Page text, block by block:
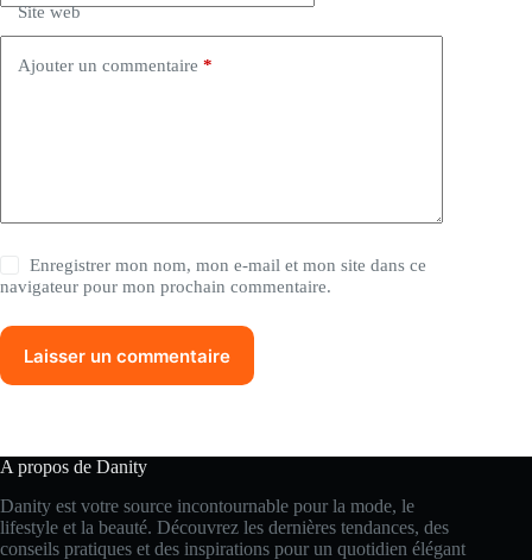
Site web
Ajouter un commentaire *
Enregistrer mon nom, mon e-mail et mon site dans ce
navigateur pour mon prochain commentaire.
Laisser un commentaire
v
e
A propos de Danity
Danity est votre source incontournable pour la mode, le
lifestyle et la beauté. Découvrez les dernières tendances, des
conseils pratiques et des inspirations pour un quotidien élégant